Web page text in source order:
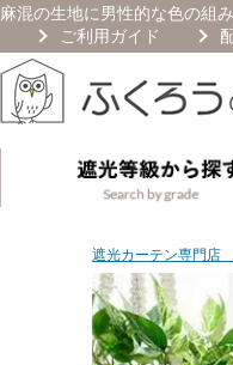
麻混の生地に男性的な色の組
ご利用ガイド
遮光カーテン専門店